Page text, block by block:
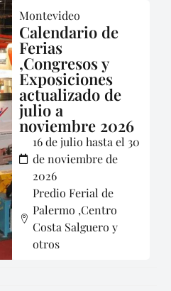
Montevideo
Calendario de
Ferias
,Congresos y
Exposiciones
actualizado de
julio a
noviembre 2026
16 de julio hasta el 30
de noviembre de
2026
Predio Ferial de
Palermo ,Centro
Costa Salguero y
otros